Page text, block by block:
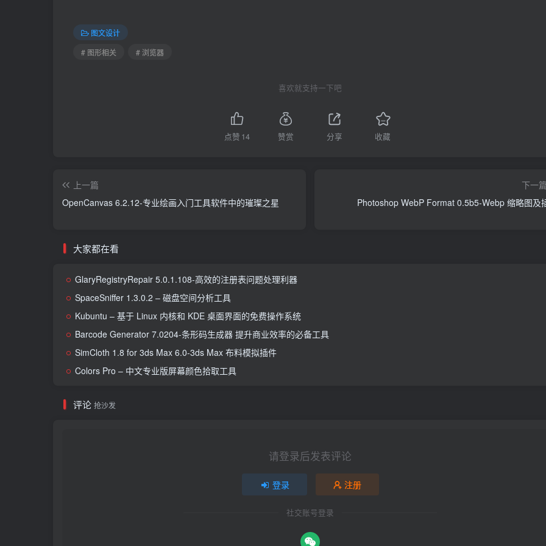
图文设计
# 图形相关
# 浏览器
喜欢就支持一下吧
点赞 14 赞赏 分享 收藏
上一篇
OpenCanvas 6.2.12-专业绘画入门工具软件中的璀璨之星
下一篇
Photoshop WebP Format 0.5b5-Webp 缩略图及
大家都在看
GlaryRegistryRepair 5.0.1.108-高效的注册表问题处理利器
SpaceSniffer 1.3.0.2 – 磁盘空间分析工具
Kubuntu – 基于 Linux 内核和 KDE 桌面界面的免费操作系统
Barcode Generator 7.0204-条形码生成器 提升商业效率的必备工具
SimCloth 1.8 for 3ds Max 6.0-3ds Max 布料模拟插件
Colors Pro – 中文专业版屏幕颜色拾取工具
评论 抢沙发
请登录后发表评论
登录 注册
社交账号登录